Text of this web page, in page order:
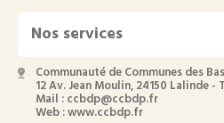
Nos services
Communauté de Communes des
12 Av. Jean Moulin, 24150 Lalinde -
Mail : ccbdp@ccbdp.fr
Web : www.ccbdp.fr